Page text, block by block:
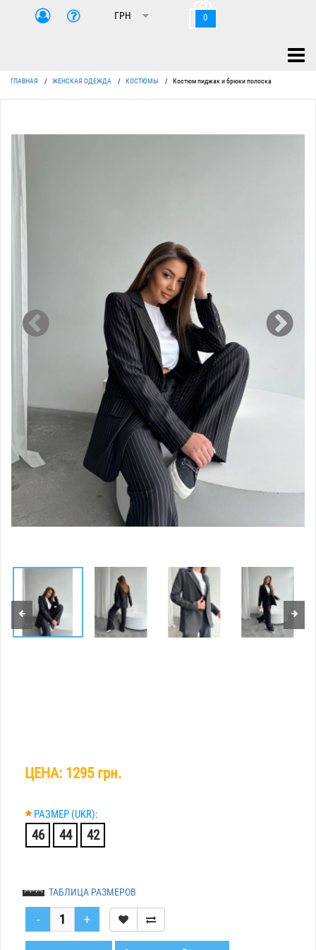
0
ГЛАВНАЯ / ЖЕНСКАЯ ОДЕЖДА / КОСТЮМЫ / Костюм пиджак и брюки полоска
ЦЕНА: 1295 грн.
* РАЗМЕР (UKR):
46 44 42
ТАБЛИЦА РАЗМЕРОВ